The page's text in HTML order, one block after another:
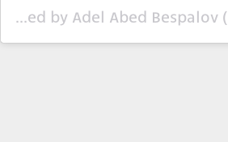
A post shared by Adel Abed Bespalov (@adelbespalov)